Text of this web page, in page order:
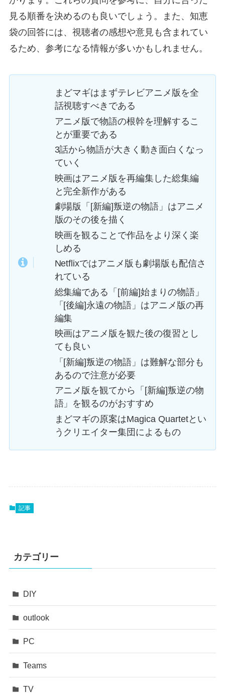
見る順番を決めるのも良いでしょう。また、知恵
袋の回答には、視聴者の感想や意見も含まれてい
るため、参考になる情報が多いかもしれません。
まどマギはまずテレビアニメ版を全
話視聴すべきである
アニメ版で物語の根幹を理解するこ
とが重要である
3話から物語が大きく動き面白くなっ
ていく
映画はアニメ版を再編集した総集編
と完全新作がある
劇場版「[新編]叛逆の物語」はアニメ
版のその後を描く
映画を観ることで作品をより深く楽
しめる
Netflixではアニメ版も劇場版も配信さ
れている
総集編である「[前編]始まりの物語」
「[後編]永遠の物語」はアニメ版の再
編集
映画はアニメ版を観た後の復習とし
ても良い
「[新編]叛逆の物語」は難解な部分も
あるので注意が必要
アニメ版を観てから「[新編]叛逆の物
語」を観るのがおすすめ
まどマギの原案はMagica Quartetとい
うクリエイター集団によるもの
記事
カテゴリー
DIY
outlook
PC
Teams
TV